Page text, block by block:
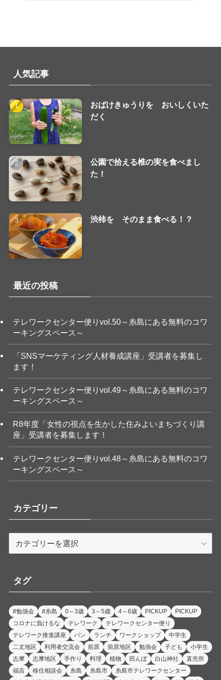
人気記事
おばけきゅうりを おいしくいた
だく
公園で拾える椎の実を食べまし
た！
渋柿を そのまま食べる！？
最近の投稿
テレワークセンター便りvol.50～糸島にある無料のコワ
ーキングスペース～
「SNSマーケティング人材養成講座」受講者を募集し
ます！
テレワークセンター便りvol.49～糸島にある無料のコワ
ーキングスペース～
R8年度「女性の視点を生かした住みよいまちづくり講
座」受講者を募集します！
テレワークセンター便りvol.48～糸島にある無料のコワ
ーキングスペース～
カテゴリー
ー
タグ
#勉強会 #糸島 0～3歳 3～5歳 4～6歳 PICKUP
PICKUP
コロナに負けるな
テレワーク
テレワークセンター便り
テレワーク推進講座
パン ランチ ワークショップ
中学生
二丈地区
利用者交流会 前原 前原地区 勉強会 子ども
小学生
志摩
志摩地区 手作り 料理 植物 田んぼ 白山神社
直売所
福吉
移住相談会 糸島 糸島市
糸島市テレワークセンター